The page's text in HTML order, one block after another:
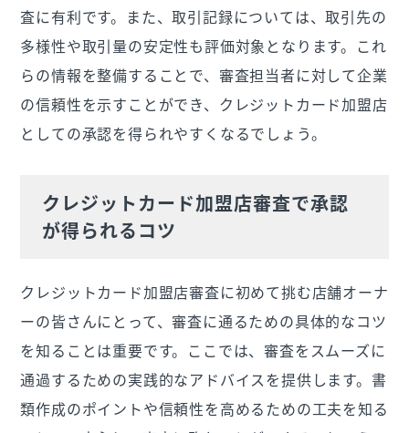
査に有利です。また、取引記録については、取引先の
多様性や取引量の安定性も評価対象となります。これ
らの情報を整備することで、審査担当者に対して企業
の信頼性を示すことができ、クレジットカード加盟店
としての承認を得られやすくなるでしょう。
クレジットカード加盟店審査で承認
が得られるコツ
クレジットカード加盟店審査に初めて挑む店舗オーナ
ーの皆さんにとって、審査に通るための具体的なコツ
を知ることは重要です。ここでは、審査をスムーズに
通過するための実践的なアドバイスを提供します。書
類作成のポイントや信頼性を高めるための工夫を知る